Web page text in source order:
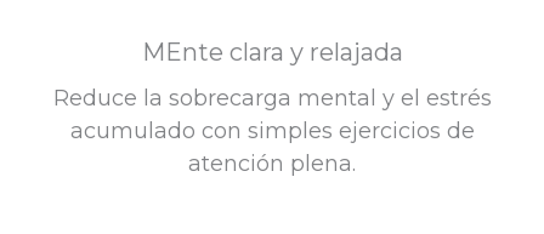
MEnte clara y relajada
Reduce la sobrecarga mental y el estrés
acumulado con simples ejercicios de
atención plena.